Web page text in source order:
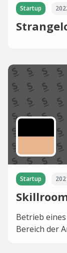
Startup
Startup
Betrieb
Bereich der